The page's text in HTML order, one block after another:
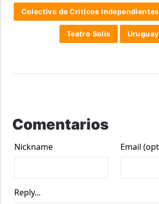
Colectivo de Críticos Independientes
Teatro Solis Uruguay
Comentarios